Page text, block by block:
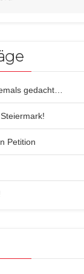
gedacht…
Petition